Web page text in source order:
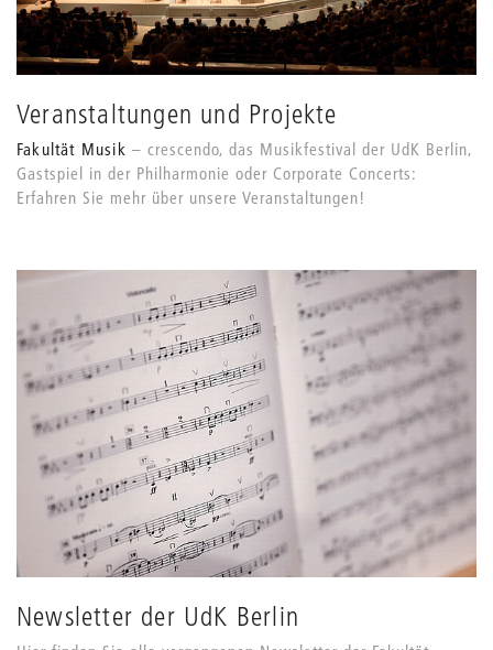
Veranstaltungen und Projekte
Fakultät Musik
crescendo, das Musikfestival der UdK Berlin,
Gastspiel in der Philharmonie oder Corporate Concerts:
Erfahren Sie mehr über unsere Veranstaltungen!
Newsletter der UdK Berlin